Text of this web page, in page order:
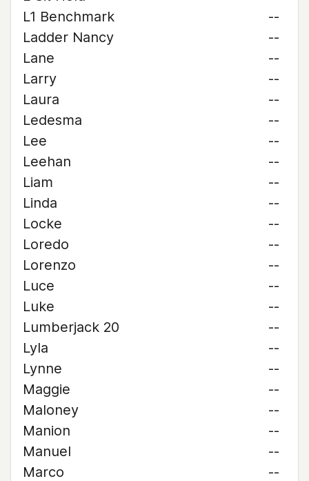
L1 Benchmark
--
Ladder Nancy
--
Lane
--
Larry
--
Laura
--
Ledesma
--
Lee
--
Leehan
--
Liam
--
Linda
--
Locke
--
Loredo
--
Lorenzo
--
Luce
--
Luke
--
Lumberjack 20
--
Lyla
--
Lynne
--
Maggie
--
Maloney
--
Manion
--
Manuel
--
Marco
--